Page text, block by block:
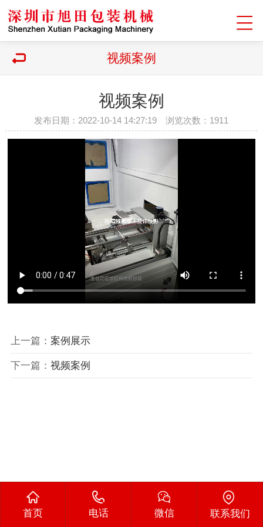
视频案例
视频案例
发布日期：2022-10-14 14:27:19 浏览次数： 1911
上一篇： 案例展示
下一篇： 视频案例
首页 电话 微信 联系我们